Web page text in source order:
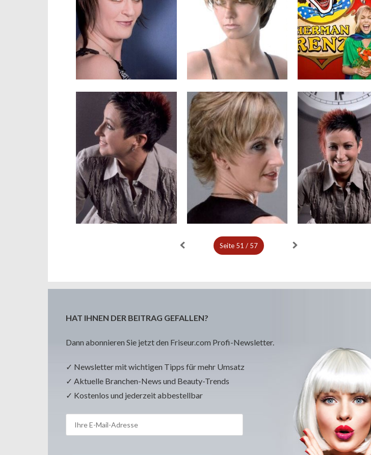
Seite51 / 57
HAT IHNEN DER BEITRAG GEFALLEN?
Dann abonnieren Sie jetzt den Friseur.com Profi-Newsletter.
✓ Newsletter mit wichtigen Tipps für mehr Umsatz
✓ Aktuelle Branchen-News und Beauty-Trends
✓ Kostenlos und jederzeit abbestellbar